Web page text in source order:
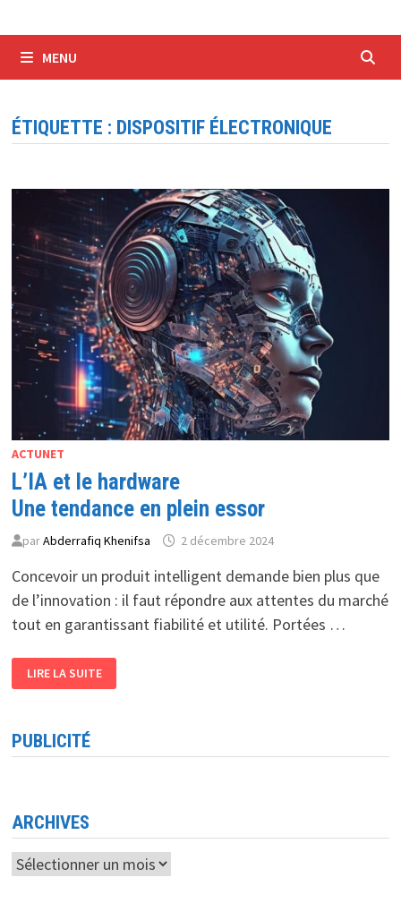
MENU
ÉTIQUETTE : DISPOSITIF ÉLECTRONIQUE
ACTUNET
L’IA et le hardware
Une tendance en plein essor
parAbderrafiq Khenifsa 2 décembre 2024
Concevoir un produit intelligent demande bien plus que
de l’innovation : il faut répondre aux attentes du marché
tout en garantissant fiabilité et utilité. Portées …
ET
LE
EN
PLEIN
LIRE LA SUITE
PUBLICITÉ
ARCHIVES
Archives